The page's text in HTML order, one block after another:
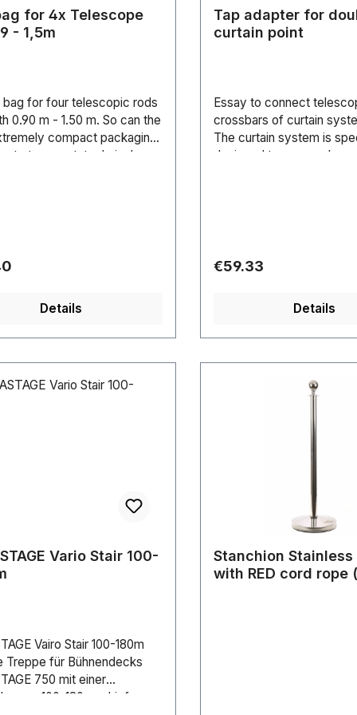
for 4x Telescope
0,9 - 1,5m
bag for four telescopic rods
0.90 m - 1.50 m. So can the
compact packaging
to transport. technical
price:
Details
Tap adapter for
curtain point
Essay to connect
crossbars of curtain
The curtain system is
designed to remove large
glamorous galas, award
Regular price:
€59.33
Details
Vario Stair 100-
Vairo Stair 100-180m
Treppe für Bühnendecks
750 mit einer
von 100-180cm. Lieferung
Stanchion Stainless
with RED cord rope